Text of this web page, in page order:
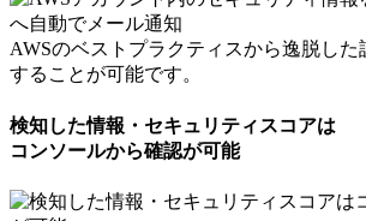
AWSのベストプラクティスから逸脱した
することが可能です。
検知した情報・セキュリティスコアは
コンソールから確認が可能